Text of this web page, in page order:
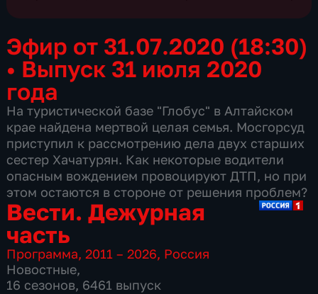
Эфир от 31.07.2020 (18:30)
• Выпуск 31 июля 2020
года
На туристической базе "Глобус" в Алтайском
крае найдена мертвой целая семья. Мосгорсуд
приступил к рассмотрению дела двух старших
сестер Хачатурян. Как некоторые водители
опасным вождением провоцируют ДТП, но при
этом остаются в стороне от решения проблем?
Вести. Дежурная
часть
Программа,2011 – 2026, Россия
Новостные,
16 сезонов, 6461 выпуск